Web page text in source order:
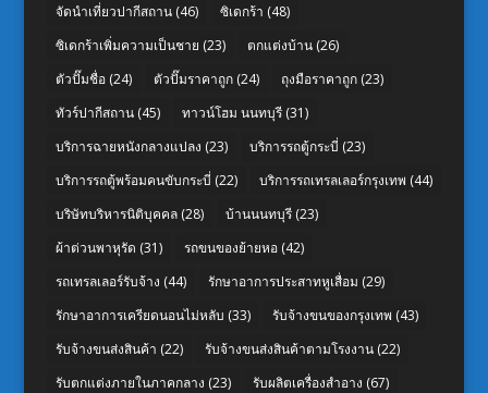
จัดนำเที่ยวปากีสถาน(46) ซิเดกร้า (48)
ซิเดกร้าเพิ่มความเป็นชาย (23) ตกแต่งบ้าน(26)
ตัวปั๊มชื่อ(24) ตัวปั๊มราคาถูก(24) ถุงมือราคาถูก(23)
ทัวร์ปากีสถาน(45) ทาวน์โฮม นนทบุรี(31)
บริการฉายหนังกลางแปลง (23) บริการรถตู้กระบี่ (23)
บริการรถตู้พร้อมคนขับกระบี่ (22) บริการรถเทรลเลอร์กรุงเทพ (44)
บริษัทบริหารนิติบุคคล(28) บ้านนนทบุรี(23)
ผ้าต่วนพาหุรัด (31) รถขนของย้ายหอ(42)
รถเทรลเลอร์รับจ้าง (44) รักษาอาการประสาทหูเสื่อม (29)
รักษาอาการเครียดนอนไม่หลับ (33) รับจ้างขนของกรุงเทพ (43)
รับจ้างขนส่งสินค้า (22) รับจ้างขนส่งสินค้าตามโรงงาน(22)
รับตกแต่งภายในภาคกลาง (23) รับผลิตเครื่องสำอาง (67)